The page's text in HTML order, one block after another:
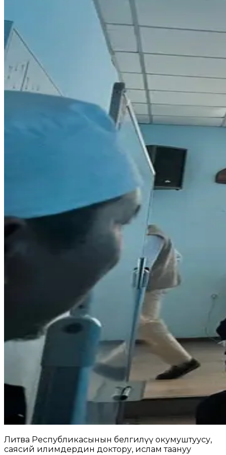
Литва Республикасынын белгилүү окумуштуусу,
саясий илимдердин доктору, ислам таануу